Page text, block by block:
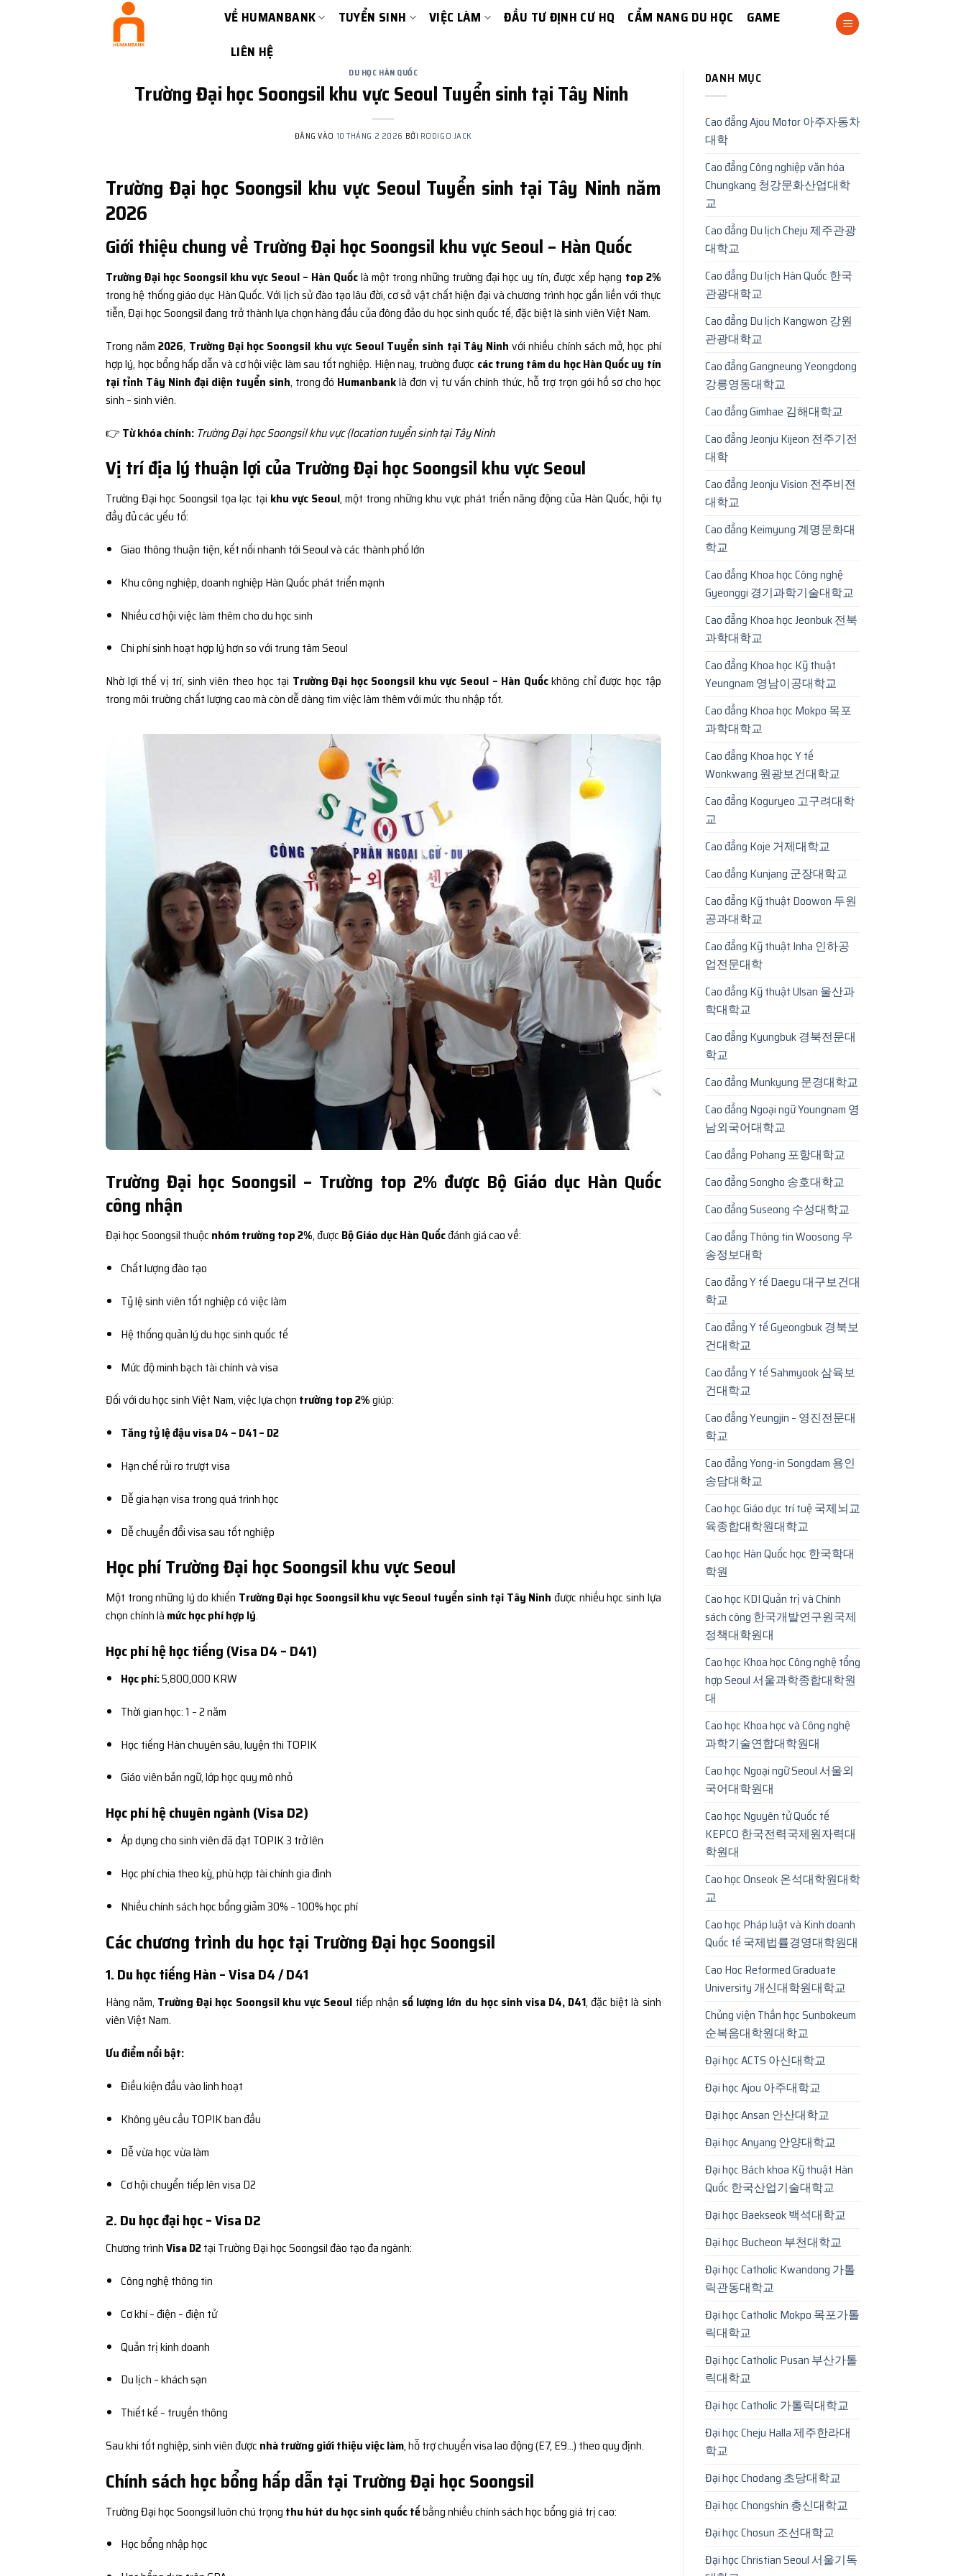
VỀ HUMANBANK TUYỂN SINH VIỆC LÀM ĐẦU TƯ ĐỊNH CƯ HQ CẨM NANG DU HỌC
GAME
LIÊN HỆ
DU HỌC HÀN QUỐC
Trường Đại học Soongsil khu vực Seoul Tuyển sinh tại Tây Ninh
ĐĂNG VÀO 10 THÁNG 2 2026 BỞI RODIGO JACK
Trường Đại học Soongsil khu vực Seoul Tuyển sinh tại Tây Ninh năm
2026
Giới thiệu chung về Trường Đại học Soongsil khu vực Seoul – Hàn Quốc
Trường Đại học Soongsil khu vực Seoul – Hàn Quốclà một trong những trường đại học uy tín, được xếp hạng top 2%
trong hệ thống giáo dục Hàn Quốc. Với lịch sử đào tạo lâu đời, cơ sở vật chất hiện đại và chương trình học gắn liền với thực
tiễn, Đại học Soongsil đang trở thành lựa chọn hàng đầu của đông đảo du học sinh quốc tế, đặc biệt là sinh viên Việt Nam.
Trong năm2026, Trường Đại học Soongsil khu vực Seoul Tuyển sinh tại Tây Ninhvới nhiều chính sách mở, học phí
hợp lý, học bổng hấp dẫn và cơ hội việc làm sau tốt nghiệp. Hiện nay, trường được các trung tâm du học Hàn Quốc uy tín
tại tỉnh Tây Ninh đại diện tuyển sinh, trong đó Humanbanklà đơn vị tư vấn chính thức, hỗ trợ trọn gói hồ sơ cho học
sinh – sinh viên.
👉 Từ khóa chính: Trường Đại học Soongsil khu vực {location tuyển sinh tại Tây Ninh
Vị trí địa lý thuận lợi của Trường Đại học Soongsil khu vực Seoul
Trường Đại học Soongsil tọa lạc tại khu vực Seoul, một trong những khu vực phát triển năng động của Hàn Quốc, hội tụ
đầy đủ các yếu tố:
Giao thông thuận tiện, kết nối nhanh tới Seoul và các thành phố lớn
Khu công nghiệp, doanh nghiệp Hàn Quốc phát triển mạnh
Nhiều cơ hội việc làm thêm cho du học sinh
Chi phí sinh hoạt hợp lý hơn so với trung tâm Seoul
Nhờ lợi thế vị trí, sinh viên theo học tại Trường Đại học Soongsil khu vực Seoul – Hàn Quốckhông chỉ được học tập
trong môi trường chất lượng cao mà còn dễ dàng tìm việc làm thêm với mức thu nhập tốt.
Trường Đại học Soongsil – Trường top 2% được Bộ Giáo dục Hàn Quốc
công nhận
Đại học Soongsil thuộc nhóm trường top 2%, được Bộ Giáo dục Hàn Quốcđánh giá cao về:
Chất lượng đào tạo
Tỷ lệ sinh viên tốt nghiệp có việc làm
Hệ thống quản lý du học sinh quốc tế
Mức độ minh bạch tài chính và visa
Đối với du học sinh Việt Nam, việc lựa chọn trường top 2%giúp:
Tăng tỷ lệ đậu visa D4 – D41 – D2
Hạn chế rủi ro trượt visa
Dễ gia hạn visa trong quá trình học
Dễ chuyển đổi visa sau tốt nghiệp
Học phí Trường Đại học Soongsil khu vực Seoul
Một trong những lý do khiến Trường Đại học Soongsil khu vực Seoul tuyển sinh tại Tây Ninh được nhiều học sinh lựa
chọn chính là mức học phí hợp lý.
Học phí hệ học tiếng (Visa D4 – D41)
Học phí:5,800,000 KRW
Thời gian học: 1 – 2 năm
Học tiếng Hàn chuyên sâu, luyện thi TOPIK
Giáo viên bản ngữ, lớp học quy mô nhỏ
Học phí hệ chuyên ngành (Visa D2)
Áp dụng cho sinh viên đã đạt TOPIK 3 trở lên
Học phí chia theo kỳ, phù hợp tài chính gia đình
Nhiều chính sách học bổng giảm 30% – 100% học phí
Các chương trình du học tại Trường Đại học Soongsil
1. Du học tiếng Hàn – Visa D4 / D41
Hàng năm, Trường Đại học Soongsil khu vực Seoultiếp nhận số lượng lớn du học sinh visa D4, D41, đặc biệt là sinh
viên Việt Nam.
Ưu điểm nổi bật:
Điều kiện đầu vào linh hoạt
Không yêu cầu TOPIK ban đầu
Dễ vừa học vừa làm
Cơ hội chuyển tiếp lên visa D2
2. Du học đại học – Visa D2
Chương trìnhVisa D2tại Trường Đại học Soongsil đào tạo đa ngành:
Công nghệ thông tin
Cơ khí – điện – điện tử
Quản trị kinh doanh
Du lịch – khách sạn
Thiết kế – truyền thông
Sau khi tốt nghiệp, sinh viên được nhà trường giới thiệu việc làm, hỗ trợ chuyển visa lao động (E7, E9…) theo quy định.
Chính sách học bổng hấp dẫn tại Trường Đại học Soongsil
Trường Đại học Soongsil luôn chú trọng thu hút du học sinh quốc tếbằng nhiều chính sách học bổng giá trị cao:
Học bổng nhập học
DANH MỤC
Cao đẳng Ajou Motor 아주자동차
대학
Cao đẳng Công nghiệp văn hóa
Chungkang 청강문화산업대학
교
Cao đẳng Du lịch Cheju 제주관광
대학교
Cao đẳng Du lịch Hàn Quốc 한국
관광대학교
Cao đẳng Du lịch Kangwon 강원
관광대학교
Cao đẳng Gangneung Yeongdong
강릉영동대학교
Cao đẳng Gimhae 김해대학교
Cao đẳng Jeonju Kijeon 전주기전
대학
Cao đẳng Jeonju Vision 전주비전
대학교
Cao đẳng Keimyung 계명문화대
학교
Cao đẳng Khoa học Công nghệ
Gyeonggi 경기과학기술대학교
Cao đẳng Khoa học Jeonbuk 전북
과학대학교
Cao đẳng Khoa học Kỹ thuật
Yeungnam 영남이공대학교
Cao đẳng Khoa học Mokpo 목포
과학대학교
Cao đẳng Khoa học Y tế
Wonkwang 원광보건대학교
Cao đẳng Koguryeo 고구려대학
교
Cao đẳng Koje 거제대학교
Cao đẳng Kunjang 군장대학교
Cao đẳng Kỹ thuật Doowon 두원
공과대학교
Cao đẳng Kỹ thuật Inha 인하공
업전문대학
Cao đẳng Kỹ thuật Ulsan 울산과
학대학교
Cao đẳng Kyungbuk 경북전문대
학교
Cao đẳng Munkyung 문경대학교
Cao đẳng Ngoại ngữ Youngnam 영
남외국어대학교
Cao đẳng Pohang 포항대학교
Cao đẳng Songho 송호대학교
Cao đẳng Suseong 수성대학교
Cao đẳng Thông tin Woosong 우
송정보대학
Cao đẳng Y tế Daegu 대구보건대
학교
Cao đẳng Y tế Gyeongbuk 경북보
건대학교
Cao đẳng Y tế Sahmyook 삼육보
건대학교
Cao đẳng Yeungjin – 영진전문대
학교
Cao đẳng Yong-in Songdam 용인
송담대학교
Cao học Giáo dục trí tuệ 국제뇌교
육종합대학원대학교
Cao học Hàn Quốc học 한국학대
학원
Cao học KDI Quản trị và Chính
sách công 한국개발연구원국제
정책대학원대
Cao học Khoa học Công nghệ tổng
hợp Seoul 서울과학종합대학원
대
Cao học Khoa học và Công nghệ
과학기술연합대학원대
Cao học Ngoại ngữ Seoul 서울외
국어대학원대
Cao học Nguyên tử Quốc tế
KEPCO 한국전력국제원자력대
학원대
Cao học Onseok 온석대학원대학
교
Cao học Pháp luật và Kinh doanh
Quốc tế 국제법률경영대학원대
Cao Hoc Reformed Graduate
University 개신대학원대학교
Chủng viện Thần học Sunbokeum
순복음대학원대학교
Đại học ACTS 아신대학교
Đại học Ajou 아주대학교
Đại học Ansan 안산대학교
Đại học Anyang 안양대학교
Đại học Bách khoa Kỹ thuật Hàn
Quốc 한국산업기술대학교
Đại học Baekseok 백석대학교
Đại học Bucheon 부천대학교
Đại học Catholic Kwandong 가톨
릭관동대학교
Đại học Catholic Mokpo 목포가톨
릭대학교
Đại học Catholic Pusan 부산가톨
릭대학교
Đại học Catholic 가톨릭대학교
Đại học Cheju Halla 제주한라대
학교
Đại học Chodang 초당대학교
Đại học Chongshin 총신대학교
Đại học Chosun 조선대학교
Đại học Christian Seoul 서울기독